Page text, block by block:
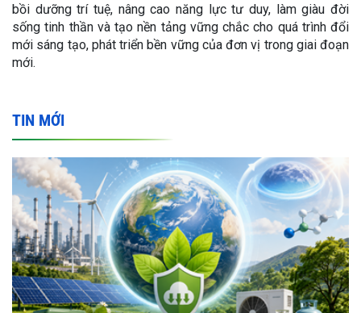
bồi dưỡng trí tuệ, nâng cao năng lực tư duy, làm giàu đời
sống tinh thần và tạo nền tảng vững chắc cho quá trình đổi
mới sáng tạo, phát triển bền vững của đơn vị trong giai đoạn
mới.
TIN MỚI